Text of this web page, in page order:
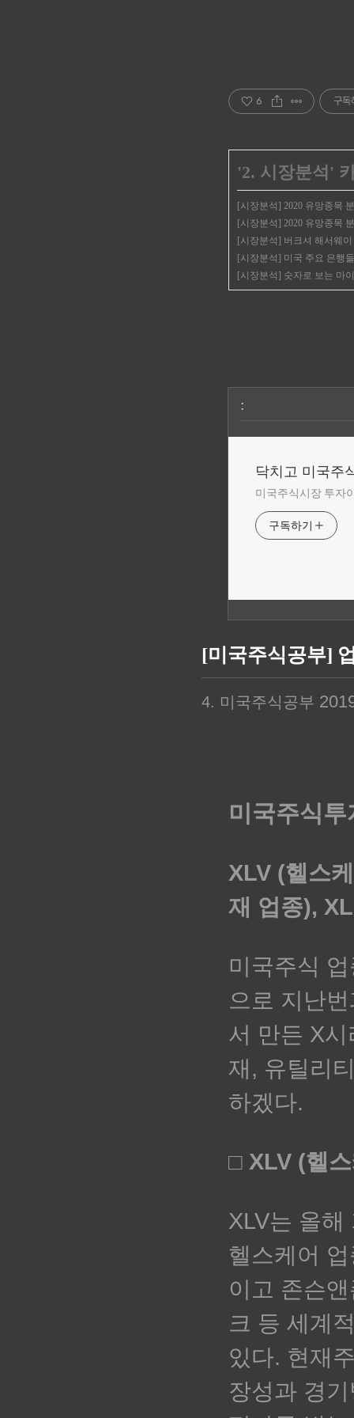
6 구독
'2. 시장분석 '
[시장분석] 2020 유망종목
[시장분석] 2020 유망종목
[시장분석] 버크셔 해서웨
[시장분석] 미국 주요 은행
[시장분석] 숫자로 보는 마
:
닥치고 미국주
미국주식시장 투자
구독하기
[미국주식공부]
4. 미국주식공부
미국주식
XLV (헬스
재 업종),
미국주식
으로 지난
서 만든 X
재, 유틸리
하겠다.
□ XLV (헬
XLV는 올
헬스케어
이고 존슨
크 등 세계
있다. 현재
장성과 경